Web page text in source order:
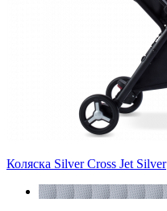
Коляска Silver Cross Jet Silver